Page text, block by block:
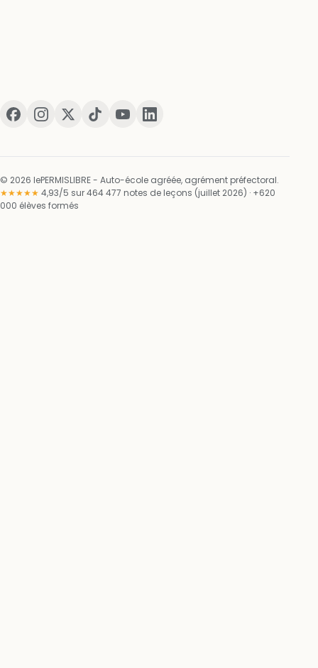
© 2026 lePERMISLIBRE - Auto-école agréée, agrément préfectoral.
★★★★★ 4,93/5 sur 464 477 notes de leçons (juillet 2026) · +620
000 élèves formés